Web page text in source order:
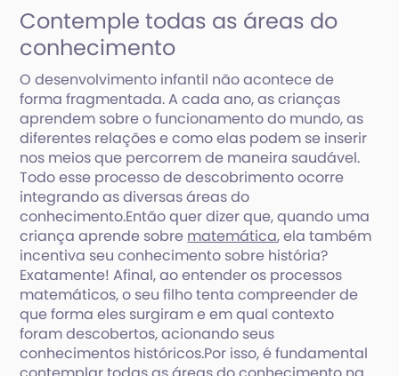
Contemple todas as áreas do
conhecimento
O desenvolvimento infantil não acontece de
forma fragmentada. A cada ano, as crianças
aprendem sobre o funcionamento do mundo, as
diferentes relações e como elas podem se inserir
nos meios que percorrem de maneira saudável.
Todo esse processo de descobrimento ocorre
integrando as diversas áreas do
conhecimento.Então quer dizer que, quando uma
criança aprende sobre matemática, ela também
incentiva seu conhecimento sobre história?
Exatamente! Afinal, ao entender os processos
matemáticos, o seu filho tenta compreender de
que forma eles surgiram e em qual contexto
foram descobertos, acionando seus
conhecimentos históricos.Por isso, é fundamental